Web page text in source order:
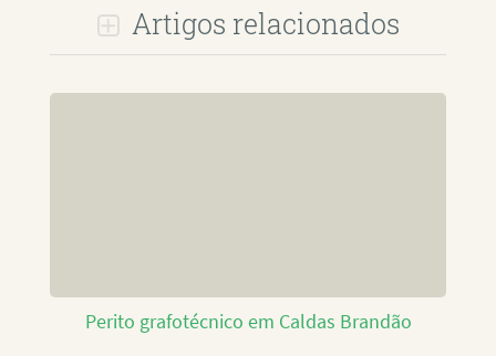
Artigos relacionados
Perito grafotécnico em Caldas Brandão